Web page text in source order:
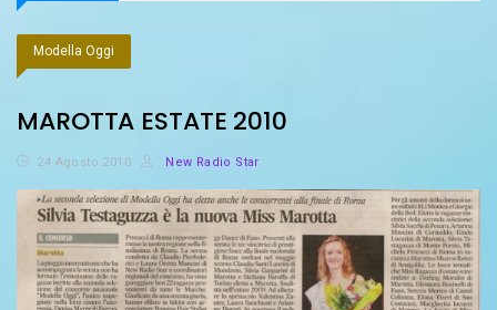
Modella Oggi
MAROTTA ESTATE 2010
24 Agosto 2010 New Radio Star